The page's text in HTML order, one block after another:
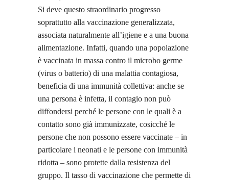
Si deve questo straordinario progresso
soprattutto alla vaccinazione generalizzata,
associata naturalmente all’igiene e a una buona
alimentazione. Infatti, quando una popolazione
è vaccinata in massa contro il microbo germe
(virus o batterio) di una malattia contagiosa,
beneficia di una immunità collettiva: anche se
una persona è infetta, il contagio non può
diffondersi perché le persone con le quali è a
contatto sono già immunizzate, cosicché le
persone che non possono essere vaccinate – in
particolare i neonati e le persone con immunità
ridotta – sono protette dalla resistenza del
gruppo. Il tasso di vaccinazione che permette di